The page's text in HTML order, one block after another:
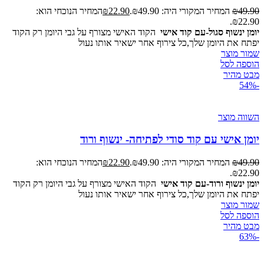
₪49.90 המחיר המקורי היה: ₪49.90. ₪22.90
המחיר הנוכחי הוא:
₪22.90.
יומן ינשוף סגול-עם קוד אישי הקוד האישי מצורף על גבי היומן רק הקוד
יפתח את היומן שלך,כל צירוף אחר ישאיר אותו נעול
שמור מוצר
הוספה לסל
מבט מהיר
-54%
השווה מוצר
יומן אישי עם קוד סודי לפתיחה- ינשוף ורוד
₪49.90 המחיר המקורי היה: ₪49.90. ₪22.90
המחיר הנוכחי הוא:
₪22.90.
יומן ינשוף ורוד-עם קוד אישי הקוד האישי מצורף על גבי היומן רק הקוד
יפתח את היומן שלך,כל צירוף אחר ישאיר אותו נעול
שמור מוצר
הוספה לסל
מבט מהיר
-63%